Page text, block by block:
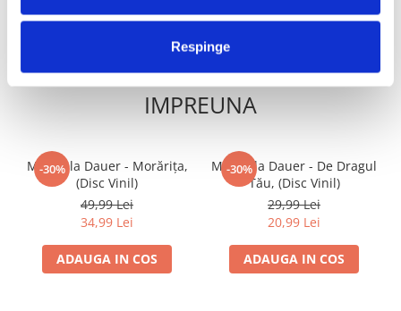
Respinge
FRECVENT CUMPARATE
IMPREUNA
-30%
Mirabela Dauer - Morărița,
(Disc Vinil)
49,99 Lei
34,99 Lei
ADAUGA IN COS
-30%
Mirabela Dauer - De Dragul
Tău, (Disc Vinil)
29,99 Lei
20,99 Lei
ADAUGA IN COS